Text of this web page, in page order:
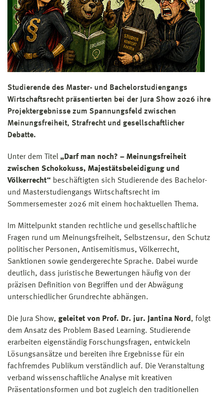
Studierende des Master- und Bachelorstudiengangs
Wirtschaftsrecht präsentierten bei der Jura Show 2026 ihre
Projektergebnisse zum Spannungsfeld zwischen
Meinungsfreiheit, Strafrecht und gesellschaftlicher
Debatte.
Unter dem Titel „Darf man noch? – Meinungsfreiheit
zwischen Schokokuss, Majestätsbeleidigung und
Völkerrecht“ beschäftigten sich Studierende des Bachelor-
und Masterstudiengangs Wirtschaftsrecht im
Sommersemester 2026 mit einem hochaktuellen Thema.
Im Mittelpunkt standen rechtliche und gesellschaftliche
Fragen rund um Meinungsfreiheit, Selbstzensur, den Schutz
politischer Personen, Antisemitismus, Völkerrecht,
Sanktionen sowie gendergerechte Sprache. Dabei wurde
deutlich, dass juristische Bewertungen häufig von der
präzisen Definition von Begriffen und der Abwägung
unterschiedlicher Grundrechte abhängen.
Die Jura Show, geleitet von Prof. Dr. jur. Jantina Nord, folgt
dem Ansatz des Problem Based Learning. Studierende
erarbeiten eigenständig Forschungsfragen, entwickeln
Lösungsansätze und bereiten ihre Ergebnisse für ein
fachfremdes Publikum verständlich auf. Die Veranstaltung
verband wissenschaftliche Analyse mit kreativen
Präsentationsformen und bot zugleich den traditionellen